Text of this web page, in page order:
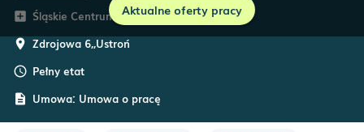
Aktualne oferty pracy
add_box Śląskie Centrum Rehabilitacji i Prewencji
room Zdrojowa 6,,Ustroń
schedule Pełny etat
description Umowa: Umowa o pracę